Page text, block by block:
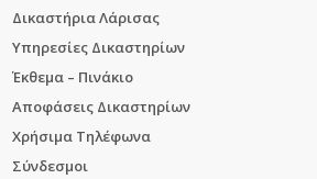
Δικαστήρια Λάρισας
Υπηρεσίες Δικαστηρίων
Έκθεμα – Πινάκιο
Αποφάσεις Δικαστηρίων
Χρήσιμα Τηλέφωνα
Σύνδεσμοι